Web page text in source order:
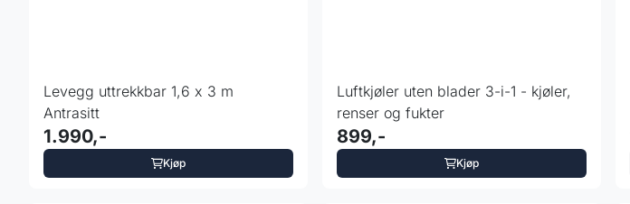
Levegg uttrekkbar 1,6 x 3 m
Antrasitt
1.990,-
Kjøp
Luftkjøler uten blader 3-i-1 - kjøler,
renser og fukter
899,-
Kjøp